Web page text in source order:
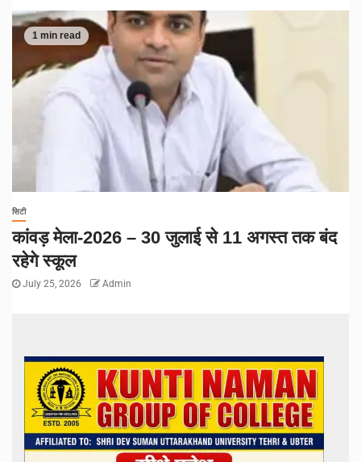
1 min read
सिटी
कांवड़ मेला-2026 – 30 जुलाई से 11 अगस्त तक बंद
रहेगे स्कूल
July 25, 2026 Admin